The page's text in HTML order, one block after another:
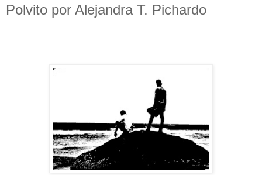
Polvito por Alejandra T. Pichardo